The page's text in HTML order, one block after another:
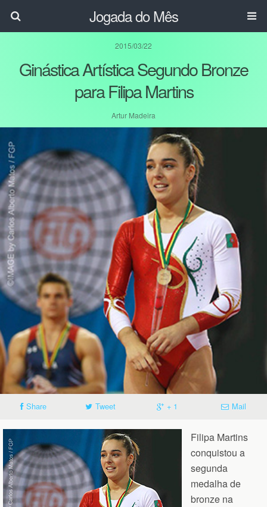
Jogada do Mês
2015/03/22
Ginástica Artística Segundo Bronze
para Filipa Martins
Artur Madeira
Share Tweet + 1 Mail
Filipa Martins
conquistou a
segunda
medalha de
bronze na